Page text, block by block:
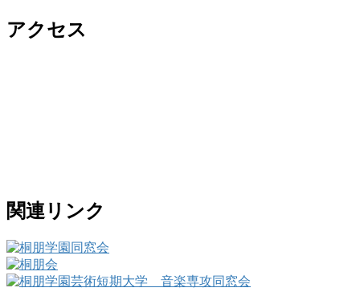
アクセス
関連リンク